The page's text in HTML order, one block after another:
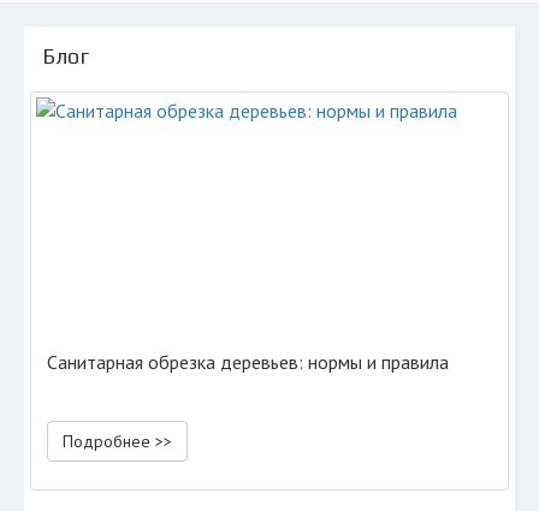
Блог
Санитарная обрезка деревьев: нормы и правила
Подробнее >>